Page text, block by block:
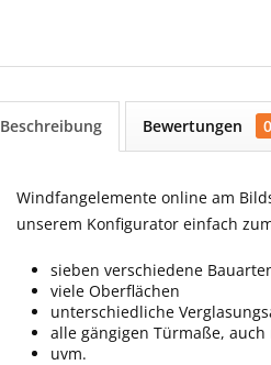
Beschreibung Bewertungen 0
Windfangelemente online am
unserem Konfigurator einfach
sieben verschiedene
viele Oberflächen
unterschiedliche
alle gängigen Türmaße,
uvm.